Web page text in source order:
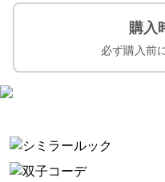
購入
必ず購入前